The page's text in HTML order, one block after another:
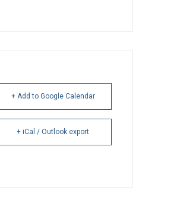
+ Add to Google Calendar
+ iCal / Outlook export